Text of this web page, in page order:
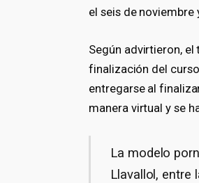
el seis de noviembre
Según advirtieron,
finalización del
entregarse al
manera virtual y se
La modelo
Llavallol, entre